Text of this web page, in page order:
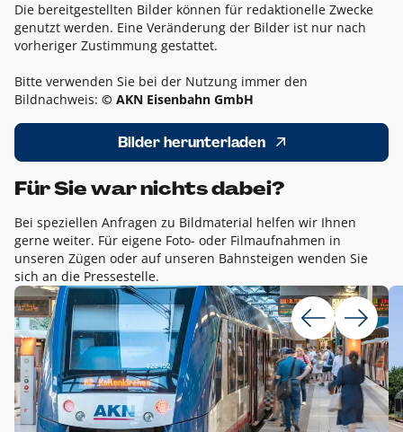
Die bereitgestellten Bilder können für redaktionelle Zwecke
genutzt werden. Eine Veränderung der Bilder ist nur nach
vorheriger Zustimmung gestattet.
Bitte verwenden Sie bei der Nutzung immer den
Bildnachweis: © AKN Eisenbahn GmbH
Bilder herunterladen
Für Sie war nichts dabei?
Bei speziellen Anfragen zu Bildmaterial helfen wir Ihnen
gerne weiter. Für eigene Foto- oder Filmaufnahmen in
unseren Zügen oder auf unseren Bahnsteigen wenden Sie
sich an die Pressestelle.